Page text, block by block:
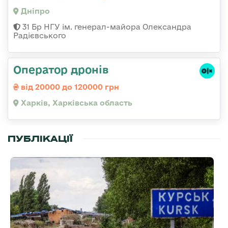
Дніпро
31 Бр НГУ ім. генерал-майора Олександра
Радієвського
Оператор дронів
від 20000 до 120000 грн
Харків, Харківська область
ПУБЛІКАЦІЇ